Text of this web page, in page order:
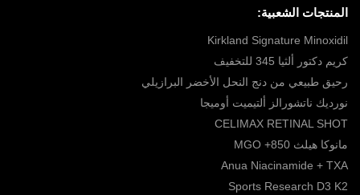
المنتجات الشعبية:
Kirkland Signature Minoxidil
كريم دكتور ألثيا 345 للتخفيف
رحيق طبيعي من دنج النحل الأخضر البرازيلي
نورديك ناتشورالز ألتيميت أوميجا
CELIMAX RETINAL SHOT
مانوكا هيلث 850+ MGO
Anua Niacinamide + TXA
Sports Research D3 K2